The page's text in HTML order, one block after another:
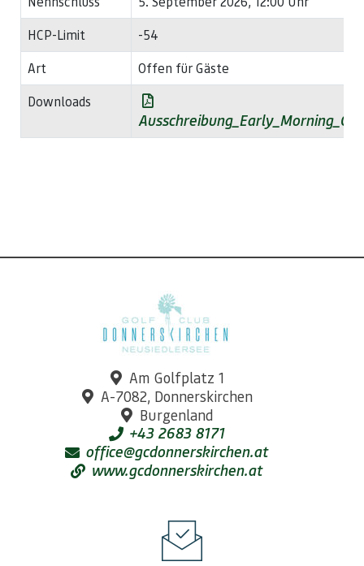
HCP-Limit
-54
Art
Offen für Gäste
Downloads
Am Golfplatz 1
A-7082, Donnerskirchen
Burgenland
+43 2683 8171
office@gcdonnerskirchen.at
www.gcdonnerskirchen.at